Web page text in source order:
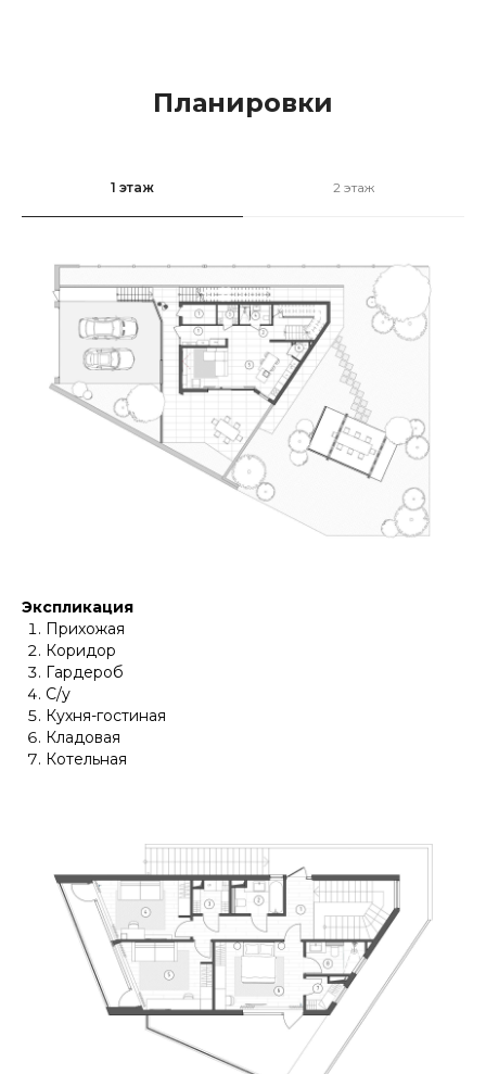
Планировки
1 этаж 2 этаж
Экспликация
Прихожая
Коридор
Гардероб
С/у
Кухня-гостиная
Кладовая
Котельная